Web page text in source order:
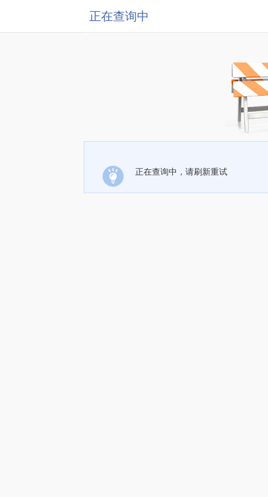
正在查询中
正在查询中，请刷新重试